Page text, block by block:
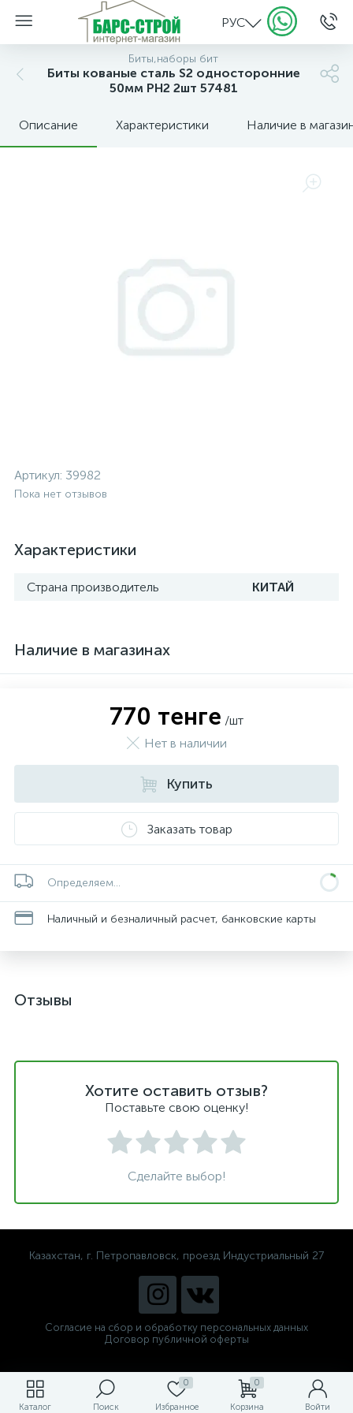
РУС
Каталог Поиск
0
Избранное
0
Корзина Войти
Биты,наборы бит
Биты кованые сталь S2 односторонние
50мм РН2 2шт 57481
Описание Характеристики Наличие в
Артикул: 39982
Пока нет отзывов
Характеристики
Страна производитель КИТАЙ
Наличие в магазинах
770 тенге /шт
Нет в наличии
Купить
Заказать товар
Определяем...
Наличный и безналичный расчет, банковские карты
Отзывы
Хотите оставить отзыв?
Поставьте свою оценку!
Сделайте выбор!
Казахстан, г. Петропавловск, проезд Индустриальный 27
Согласие на сбор и обработку персональных данных
Договор публичной оферты